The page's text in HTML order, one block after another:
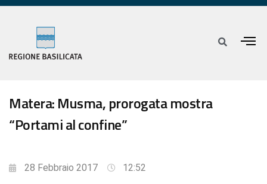
Matera: Musma, prorogata mostra
“Portami al confine”
28 Febbraio 2017 12:52